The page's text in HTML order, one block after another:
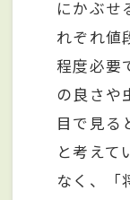
にかぶせ
れぞれ値
程度必要
の良さや
目で見る
と考えて
なく、「